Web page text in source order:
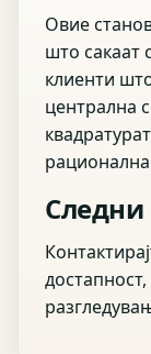
Овие
што сакаат
клиенти
централна
Следни